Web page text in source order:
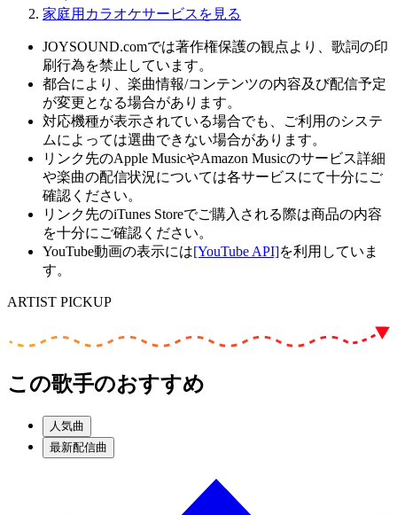
家庭用カラオケサービスを見る
JOYSOUND.comでは著作権保護の観点より、歌詞の印
刷行為を禁止しています。
都合により、楽曲情報/コンテンツの内容及び配信予定
が変更となる場合があります。
対応機種が表示されている場合でも、ご利用のシステ
ムによっては選曲できない場合があります。
リンク先のApple MusicやAmazon Musicのサービス詳細
や楽曲の配信状況については各サービスにて十分にご
確認ください。
リンク先のiTunes Storeでご購入される際は商品の内容
を十分にご確認ください。
YouTube動画の表示には[YouTube API]を利用していま
す。
ARTIST PICKUP
この歌手のおすすめ
人気曲
最新配信曲